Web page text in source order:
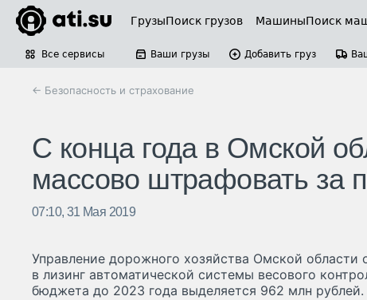
ГрузыПоиск грузов МашиныПоиск
Все сервисы Ваши грузы Добавить груз
← Безопасность и страхование
С конца года в Омской
массово штрафовать за
07:10, 31 Мая 2019
Управление дорожного хозяйства Омской области
в лизинг автоматической системы весового
бюджета до 2023 года выделяется 962 млн рублей.